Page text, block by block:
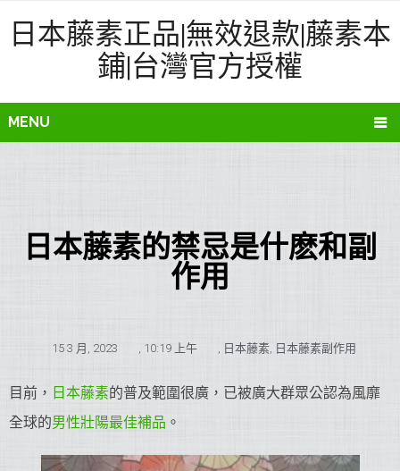
日本藤素正品|無效退款|藤素本
鋪|台灣官方授權
MENU
日本藤素的禁忌是什麽和副
作用
15 3 月, 2023 , 10:19 上午 , 日本藤素, 日本藤素副作用
目前， 日本藤素的普及範圍很廣，已被廣大群眾公認為風靡
全球的男性壯陽最佳補品 。